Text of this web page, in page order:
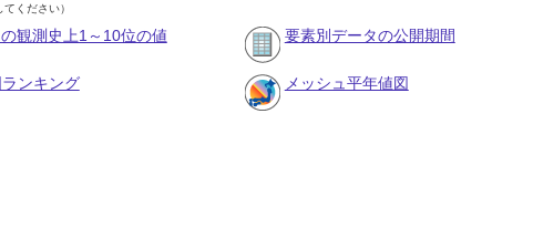
てください）
観測史上1～10位の値 要素別データの公開期間
ンキング メッシュ平年値図